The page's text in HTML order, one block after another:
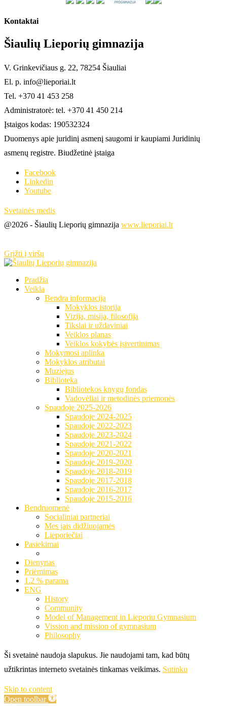
Kontaktai
Šiaulių Lieporių gimnazija
V. Grinkevičiaus g. 22, 78254 Šiauliai
El. p. info@lieporiai.lt
Tel. +370 41 453 258
Administratorė: tel. +370 41 450 214
Įstaigos kodas: 190532324
Duomenys apie juridinį asmenį saugomi ir kaupiami Juridinių
asmenų registre. Biudžetinė įstaiga
Facebook
Linkedin
Youtube
Svetainės medis
@2026 - Šiaulių Lieporių gimnazija www.lieporiai.lt
Grįžti į viršų
Pradžia
Veikla
Bendra informacija
Mokyklos istorija
Vizija, misija, filosofija
Tikslai ir uždaviniai
Veiklos planas
Veiklos kokybės įsivertinimas
Mokymosi aplinka
Mokyklos atributai
Muziejus
Biblioteka
Bibliotekos knygų fondas
Vadovėliai ir metodinės priemonės
Spaudoje 2025-2026
Spaudoje 2024-2025
Spaudoje 2022-2023
Spaudoje 2023-2024
Spaudoje 2021-2022
Spaudoje 2020-2021
Spaudoje 2019-2020
Spaudoje 2018-2019
Spaudoje 2017-2018
Spaudoje 2016-2017
Spaudoje 2015-2016
Bendruomenė
Socialiniai partneriai
Mes jais didžiuojamės
Lieporiečiai
Pasiekimai
Dienynas
Priėmimas
1.2 % parama
ENG
History
Community
Model of Management in Lieporiu Gymnasium
Vission and mission of gymnasium
Philosophy
Ši svetainė naudoja slapukus. Jie naudojami tam, kad būtų
užtikrintas interneto svetainės tinkamas veikimas. Sutinku
Skip to content
Open toolbar